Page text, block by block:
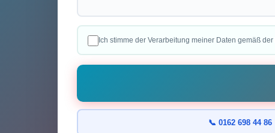
Ich stimme der Verarbeitung meiner Daten gemäß der
📞 0162 698 44 86